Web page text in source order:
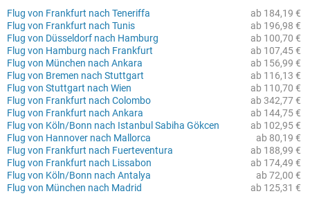
ab 184,19 €
Flug von Frankfurt nach Teneriffa
ab 196,98 €
Flug von Frankfurt nach Tunis
ab 100,70 €
Flug von Düsseldorf nach Hamburg
ab 107,45 €
Flug von Hamburg nach Frankfurt
ab 156,99 €
Flug von München nach Ankara
ab 116,13 €
Flug von Bremen nach Stuttgart
ab 110,70 €
Flug von Stuttgart nach Wien
ab 342,77 €
Flug von Frankfurt nach Colombo
ab 144,75 €
Flug von Frankfurt nach Ankara
ab 102,95 €
Flug von Köln/Bonn nach Istanbul Sabiha Gökcen
ab 80,19 €
Flug von Hannover nach Mallorca
ab 188,99 €
Flug von Frankfurt nach Fuerteventura
ab 174,49 €
Flug von Frankfurt nach Lissabon
ab 72,00 €
Flug von Köln/Bonn nach Antalya
ab 125,31 €
Flug von München nach Madrid